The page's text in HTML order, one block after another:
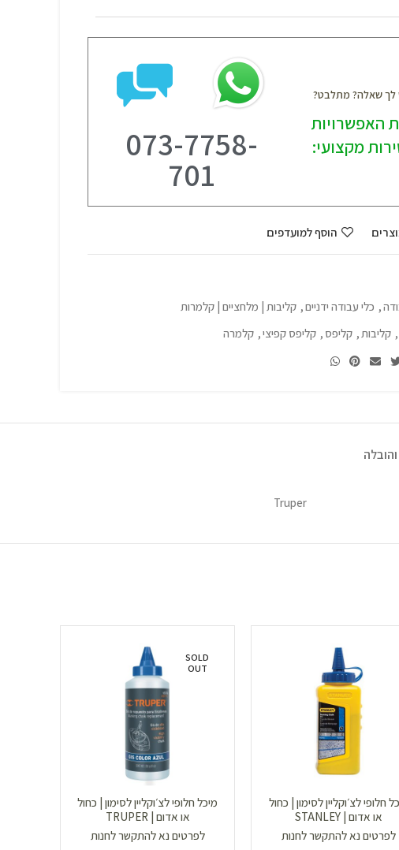
לך שאלה? מתלבט?
האפשרויות
מקצועי:
073-7758-
701
הוסף למועדפים
, כלי עבודה ידניים, קליבות | מלחציים | קלמרות
, קליבות , קליפס , קליפס קפיצי, קלמרה
Truper
חלופי לצ׳וקליין לסימון | כחול
או אדום | STANLEY
לפרטים נא להתקשר לחנות
SOLD
OUT
מיכל חלופי לצ׳וקליין לסימון | כחול
או אדום | TRUPER
לפרטים נא להתקשר לחנות